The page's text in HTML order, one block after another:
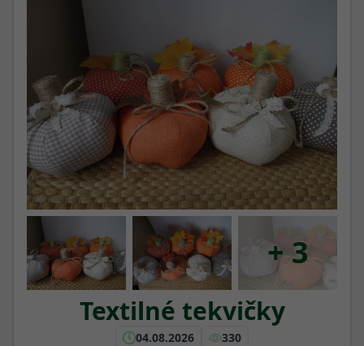
+ 3
Textilné tekvičky
04.08.2026
330